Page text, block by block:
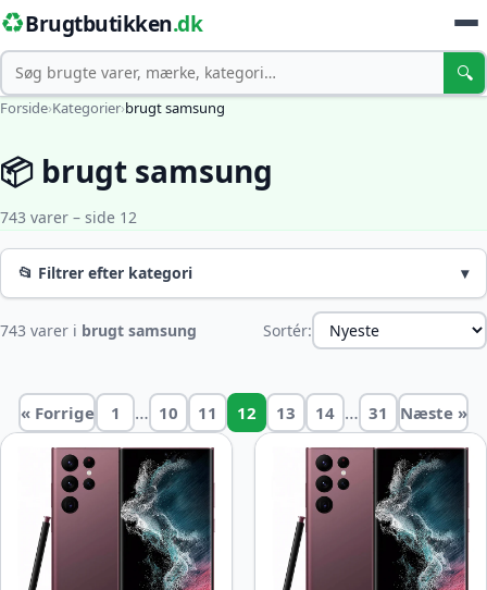
♻️Brugtbutikken.dk
Søg 🔍
Forside›Kategorier›brugt samsung
📦 brugt samsung
743 varer – side 12
📂 Filtrer efter kategori ▾
743 varer i brugt samsung Sortér:
« Forrige 1 … 10 11 12 13 14 … 31 Næste »